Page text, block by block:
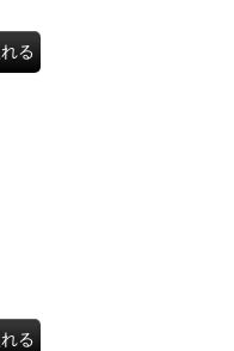
る
る